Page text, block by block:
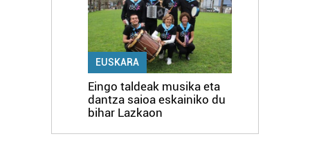
EUSKARA
Eingo taldeak musika eta
dantza saioa eskainiko du
bihar Lazkaon